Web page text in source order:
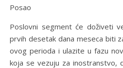
Posao
Poslovni segment će doživeti
prvih desetak dana meseca biti
ovog perioda i ulazite u fazu
koja se vezuju za inostranstvo,